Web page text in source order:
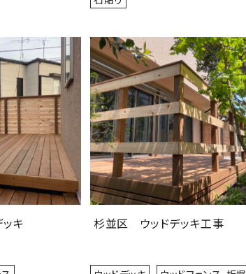
キ 杉並区 ウッドデッキ工事